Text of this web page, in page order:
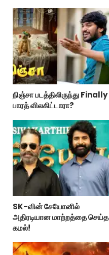
நிஞ்சா படத்திலிருந்து Finally
பாரத் விலகிட்டாரா?
SK-வின் சேயோனில்
அதிரடியான மாற்றத்தை செய்த
கமல்!